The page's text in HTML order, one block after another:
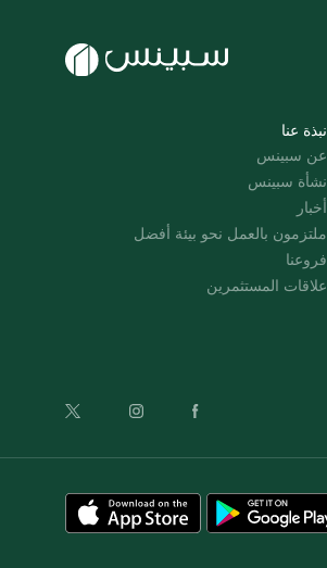
نبذة عنا
عن سبينس
نشأة سبينس
أخبار
ملتزمون بالعمل نحو بيئة أفضل
فروعنا
علاقات المستثمرين